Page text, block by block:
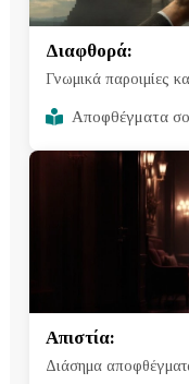
Διαφθορά:
Γνωμικά παροιμίες
Αποφθέγματα
Aπιστία:
Διάσημα